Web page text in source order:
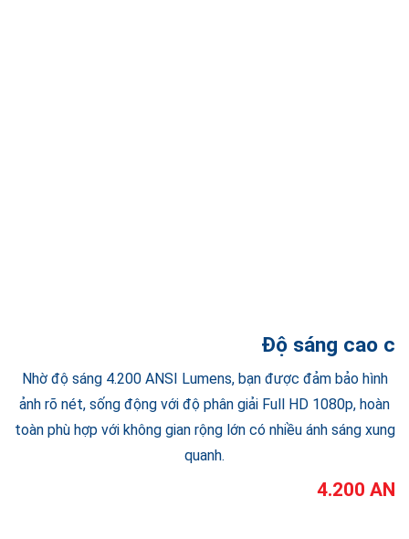
Độ sáng cao
Nhờ độ sáng 4.200 ANSI Lumens, bạn được đảm bảo hình
ảnh rõ nét, sống động với độ phân giải Full HD 1080p, hoàn
toàn phù hợp với không gian rộng lớn có nhiều ánh sáng xung
quanh.
4.200